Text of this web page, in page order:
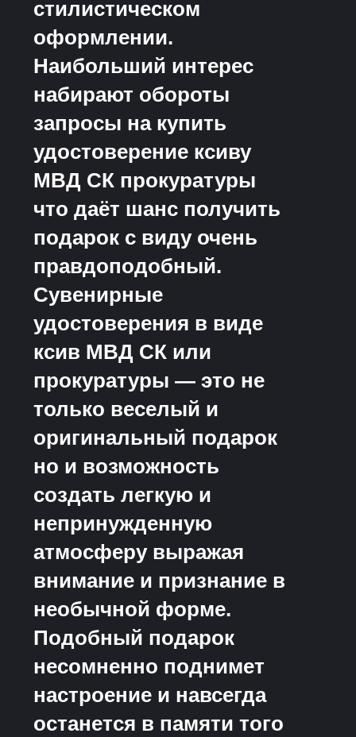
стилистическом
оформлении.
Наибольший интерес
набирают обороты
запросы на купить
удостоверение ксиву
МВД СК прокуратуры
что даёт шанс получить
подарок с виду очень
правдоподобный.
Сувенирные
удостоверения в виде
ксив МВД СК или
прокуратуры — это не
только веселый и
оригинальный подарок
но и возможность
создать легкую и
непринужденную
атмосферу выражая
внимание и признание в
необычной форме.
Подобный подарок
несомненно поднимет
настроение и навсегда
останется в памяти того